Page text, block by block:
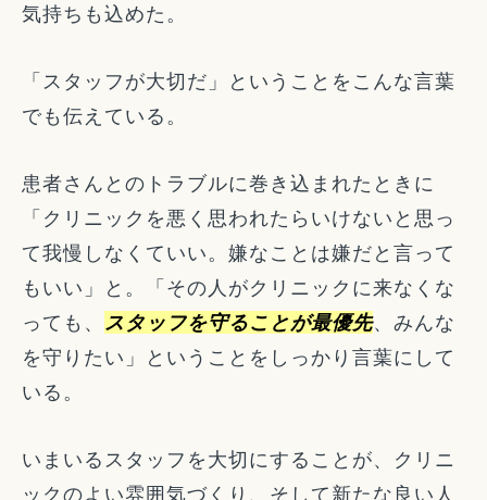
気持ちも込めた。
「スタッフが大切だ」ということをこんな言葉
でも伝えている。
患者さんとのトラブルに巻き込まれたときに
「クリニックを悪く思われたらいけないと思っ
て我慢しなくていい。嫌なことは嫌だと言って
もいい」と。「その人がクリニックに来なくな
っても、 スタッフを守ることが最優先、みんな
を守りたい」ということをしっかり言葉にして
いる。
いまいるスタッフを大切にすることが、クリニ
ックのよい雰囲気づくり、そして新たな良い人